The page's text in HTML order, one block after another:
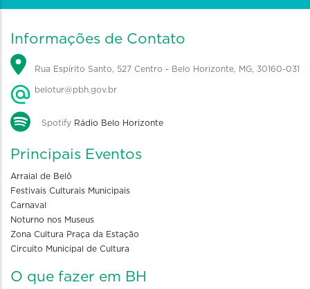
Informações de Contato
Rua Espírito Santo, 527 Centro - Belo Horizonte, MG, 30160-031
belotur@pbh.gov.br
Spotify Rádio Belo Horizonte
Principais Eventos
Arraial de Belô
Festivais Culturais Municipais
Carnaval
Noturno nos Museus
Zona Cultura Praça da Estação
Circuito Municipal de Cultura
O que fazer em BH